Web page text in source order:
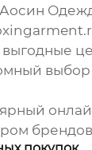
выгодные
выбор